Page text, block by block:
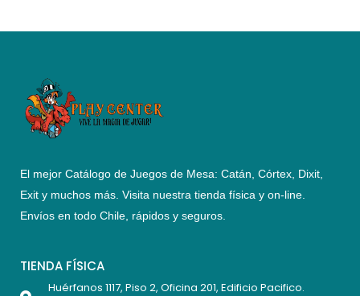
El mejor Catálogo de Juegos de Mesa: Catán, Córtex, Dixit,
Exit y muchos más. Visita nuestra tienda física y on-line.
Envíos en todo Chile, rápidos y seguros
TIENDA FÍSICA
Huérfanos 1117, Piso 2, Oficina 201, Edificio Pacifico.